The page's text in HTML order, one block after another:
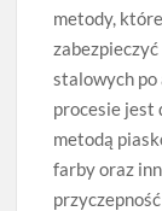
metody,
stalowych
procesie jest
metodą
farby oraz